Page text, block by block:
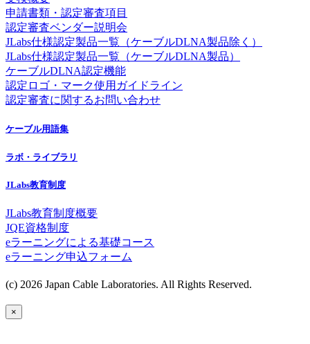
申請書類・認定審査項目
認定審査ベンダー説明会
JLabs仕様認定製品一覧（ケーブルDLNA製品除く）
JLabs仕様認定製品一覧（ケーブルDLNA製品）
ケーブルDLNA認定機能
認定ロゴ・マーク使用ガイドライン
認定審査に関するお問い合わせ
ケーブル用語集
ラボ・ライブラリ
JLabs教育制度
JLabs教育制度概要
JQE資格制度
eラーニングによる基礎コース
eラーニング申込フォーム
(c) 2026 Japan Cable Laboratories. All Rights Reserved.
×